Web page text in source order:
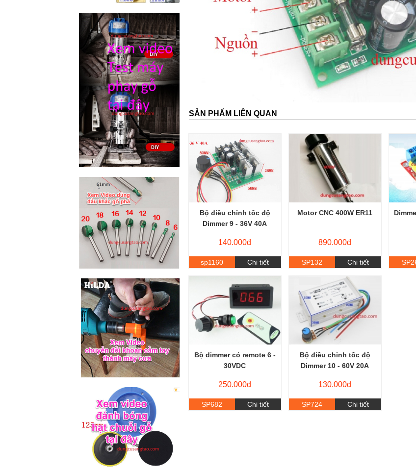
SẢN PHẨM LIÊN QUAN
Bộ điều chỉnh tốc độ
Dimmer 9 - 36V 40A
140.000đ
sp1160 Chi tiết
Motor CNC 400W ER11
890.000đ
SP132 Chi tiết
Bộ dimmer có remote 6 -
30VDC
250.000đ
SP682 Chi tiết
Bộ điều chỉnh tốc độ
Dimmer 10 - 60V 20A
130.000đ
SP724 Chi tiết